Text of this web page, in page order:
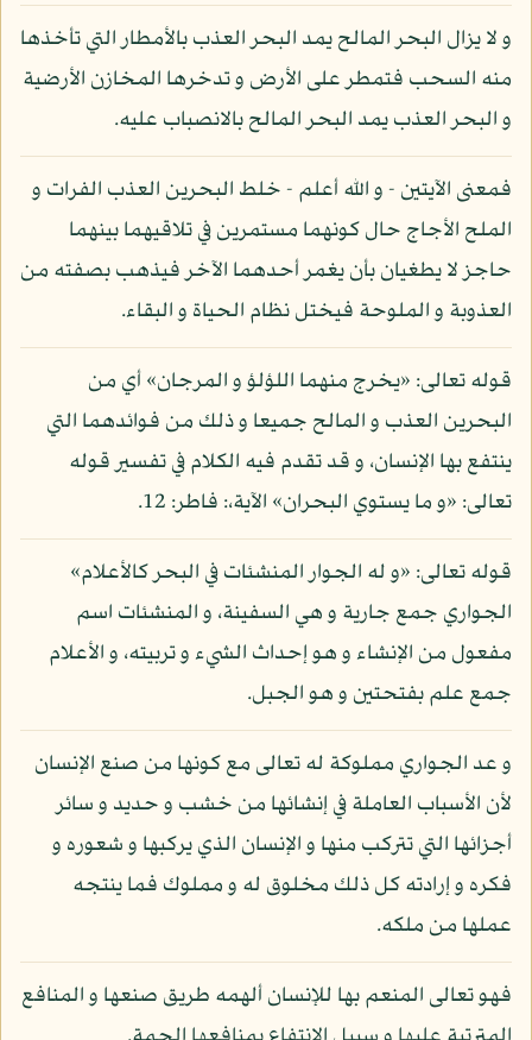
و لا يزال البحر المالح يمد البحر العذب بالأمطار التي تأخذها
منه السحب فتمطر على الأرض و تدخرها المخازن الأرضية
و البحر العذب يمد البحر المالح بالانصباب عليه.
فمعنى الآيتين - و الله أعلم - خلط البحرين العذب الفرات و
الملح الأجاج حال كونهما مستمرين في تلاقيهما بينهما
حاجز لا يطغيان بأن يغمر أحدهما الآخر فيذهب بصفته من
العذوبة و الملوحة فيختل نظام الحياة و البقاء.
قوله تعالى: «يخرج منهما اللؤلؤ و المرجان» أي من
البحرين العذب و المالح جميعا و ذلك من فوائدهما التي
ينتفع بها الإنسان، و قد تقدم فيه الكلام في تفسير قوله
تعالى: «و ما يستوي البحران» الآية،: فاطر: 12.
قوله تعالى: «و له الجوار المنشئات في البحر كالأعلام»
الجواري جمع جارية و هي السفينة، و المنشئات اسم
مفعول من الإنشاء و هو إحداث الشيء و تربيته، و الأعلام
جمع علم بفتحتين و هو الجبل.
و عد الجواري مملوكة له تعالى مع كونها من صنع الإنسان
لأن الأسباب العاملة في إنشائها من خشب و حديد و سائر
أجزائها التي تتركب منها و الإنسان الذي يركبها و شعوره و
فكره و إرادته كل ذلك مخلوق له و مملوك فما ينتجه
عملها من ملكه.
فهو تعالى المنعم بها للإنسان ألهمه طريق صنعها و المنافع